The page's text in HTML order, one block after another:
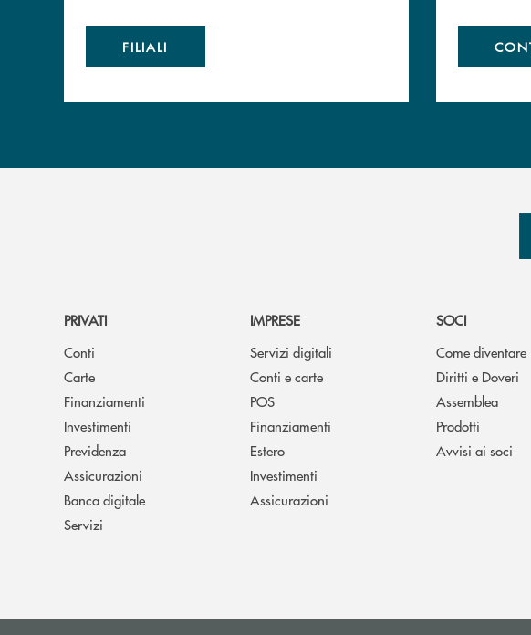
FILIALI
PRIVATI
Conti
Carte
Finanziamenti
Investimenti
Previdenza
Assicurazioni
Banca digitale
Servizi
IMPRESE
Servizi digitali
Conti e carte
POS
Finanziamenti
Estero
Investimenti
Assicurazioni
SOCI
Come diventare
Diritti e Doveri
Assemblea
Prodotti
Avvisi ai soci